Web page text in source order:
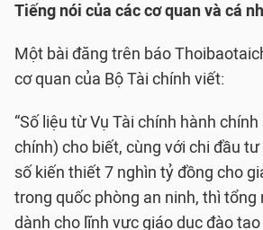
Tiếng nói của các cơ quan và cá
Một bài đăng trên báo
cơ quan của Bộ Tài chính viết:
“Số liệu từ Vụ Tài chính hành
chính) cho biết, cùng với chi đầu
số kiến thiết 7 nghìn tỷ đồng cho
trong quốc phòng an ninh, thì tổng
dành cho lĩnh vực giáo dục đào